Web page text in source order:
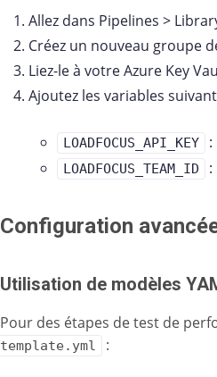
Allez dans Pipelines >
Créez un nouveau groupe
Liez-le à votre Azure Key
Ajoutez les variables
LOADFOCUS_API_KEY
LOADFOCUS_TEAM_ID
Configuration
Utilisation de modèles
Pour des étapes de test de
template.yml
: